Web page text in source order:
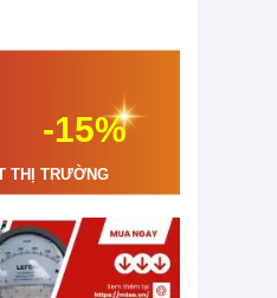
-15%
THỊ TRƯỜNG